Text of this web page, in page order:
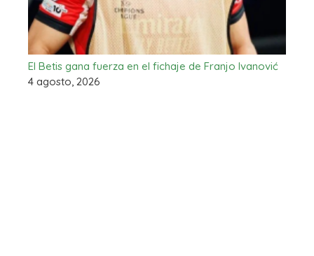
El Betis gana fuerza en el fichaje de Franjo Ivanović
4 agosto, 2026